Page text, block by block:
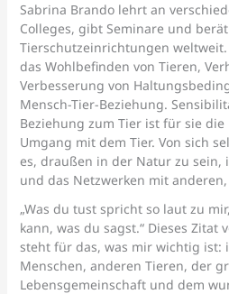
Sabrina Brando lehrt an
Colleges, gibt Seminare und
Tierschutzeinrichtungen
das Wohlbefinden von Tieren,
Verbesserung von
Mensch-Tier-Beziehung.
Beziehung zum Tier ist für sie
Umgang mit dem Tier. Von sich
es, draußen in der Natur zu sein,
und das Netzwerken mit
„Was du tust spricht so laut zu
kann, was du sagst.“ Dieses Zitat
steht für das, was mir wichtig ist:
Menschen, anderen Tieren, der
Lebensgemeinschaft und dem